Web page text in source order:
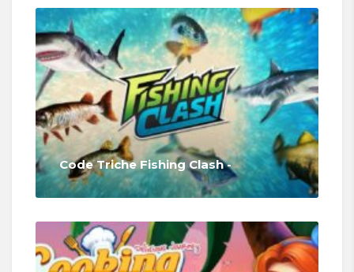
Code Triche Fishing Clash -